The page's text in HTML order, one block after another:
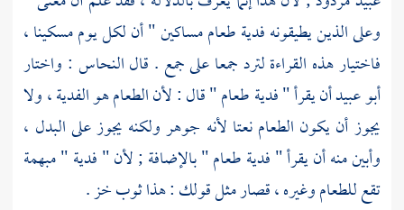
وعلى الذين يطيقونه فدية طعام مساكين " أن لكل يوم مسكينا ،
فاختيار هذه القراءة لترد جمعا على جمع . قالالنحاس : واختار
أبو عبيدأن يقرأ " فدية طعام " قال : لأن الطعام هو الفدية ، ولا
يجوز أن يكون الطعام نعتا لأنه جوهر ولكنه يجوز على البدل ،
وأبين منه أن يقرأ " فدية طعام " بالإضافة ; لأن " فدية " مبهمة
تقع للطعام وغيره ، قصار مثل قولك : هذا ثوب خز .